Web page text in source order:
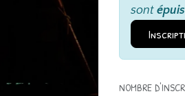
sont
NOMBRE